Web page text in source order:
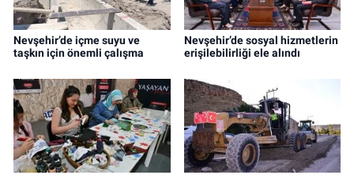
Nevşehir’de içme suyu ve
taşkın için önemli çalışma
Nevşehir’de sosyal hizmetlerin
erişilebilirliği ele alındı